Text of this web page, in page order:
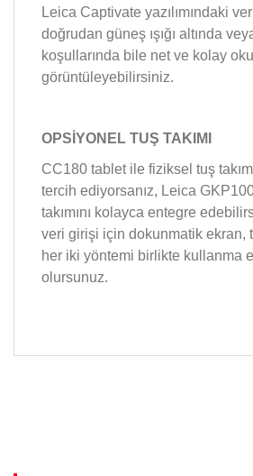
Leica Captivate yazılımındaki
doğrudan güneş ışığı altında
koşullarında bile net ve kolay
görüntüleyebilirsiniz.
OPSİYONEL TUŞ TAKIMI
CC180 tablet ile fiziksel tuş
tercih ediyorsanız, Leica
takımını kolayca entegre
veri girişi için dokunmatik ekran,
her iki yöntemi birlikte kullanma
olursunuz.